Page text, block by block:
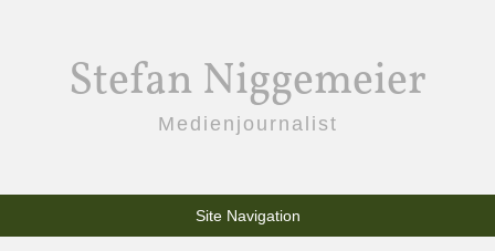
Stefan Niggemeier
Medienjournalist
Site Navigation